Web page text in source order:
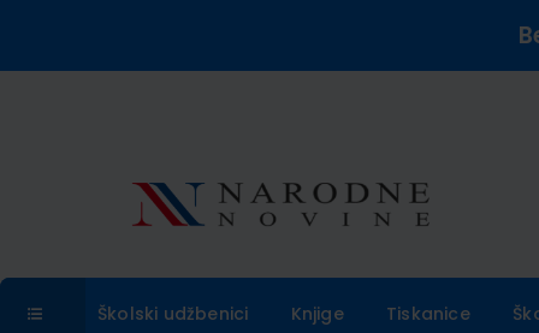
Školski udžbenici Knjige Tiskanice